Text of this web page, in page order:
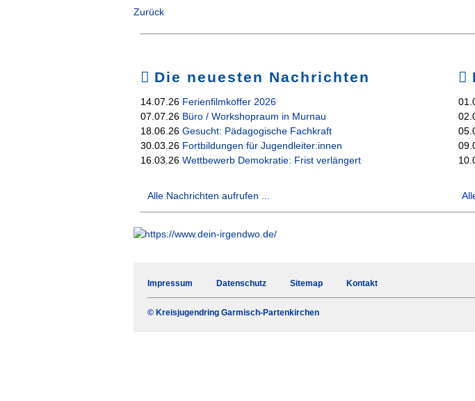
Zurück
Die neuesten Nachrichten
14.07.26 Ferienfilmkoffer 2026
07.07.26 Büro / Workshopraum in Murnau
18.06.26 Gesucht: Pädagogische Fachkraft
30.03.26 Fortbildungen für Jugendleiter:innen
16.03.26 Wettbewerb Demokratie: Frist verlängert
Alle Nachrichten aufrufen ...
Navigation
überspringen
Impressum Datenschutz Sitemap Kontakt
© Kreisjugendring Garmisch-Partenkirchen